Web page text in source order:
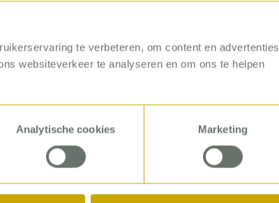
te verbeteren, om content en advertenties
websiteverkeer te analyseren en om ons te helpen
Analytische cookies Marketing